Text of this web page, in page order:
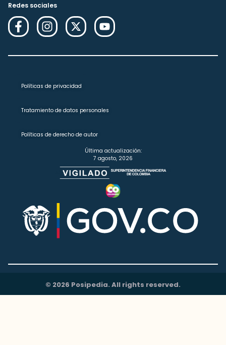
Redes sociales
Políticas de privacidad
Tratamiento de datos personales
Políticas de derecho de autor
Última actualización:
7 agosto, 2026
© 2026 Posipedia. All rights reserved.